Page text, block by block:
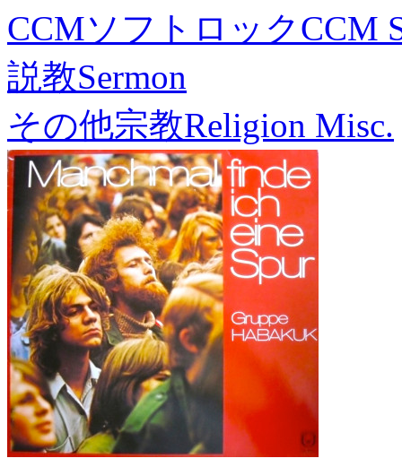
CCMソフトロックCCM
説教Sermon
その他宗教Religion Misc.